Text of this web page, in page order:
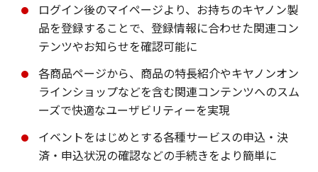
ログイン後のマイページより、お持ちのキヤノン製
品を登録することで、登録情報に合わせた関連コン
テンツやお知らせを確認可能に
各商品ページから、商品の特長紹介やキヤノンオン
ラインショップなどを含む関連コンテンツへのスム
ーズで快適なユーザビリティーを実現
イベントをはじめとする各種サービスの申込・決
済・申込状況の確認などの手続きをより簡単に